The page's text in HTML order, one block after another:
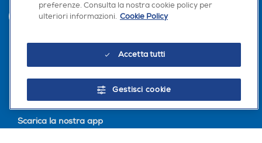
Scarica la nostra app
preferenze. Consulta la nostra cookie policy per
ulteriori informazioni. Cookie Policy
Accetta tutti
Gestisci cookie